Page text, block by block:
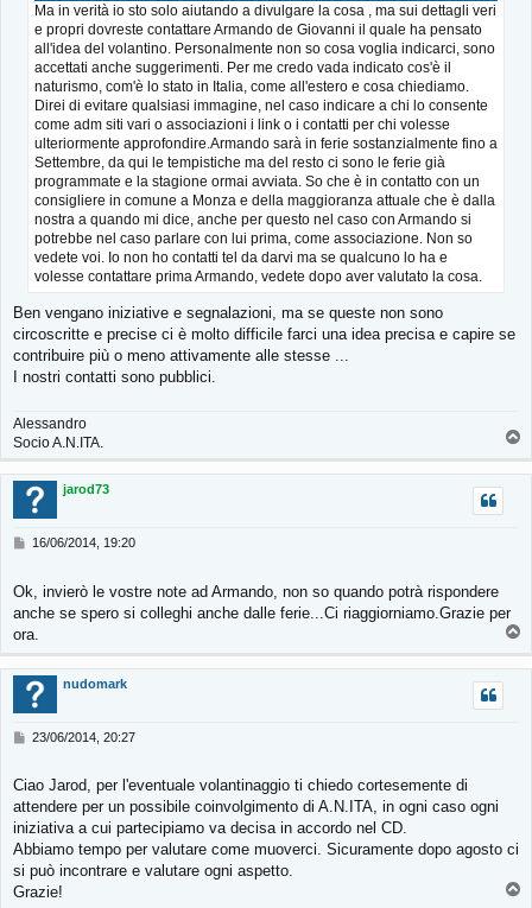
Ma in verità io sto solo aiutando a divulgare la cosa , ma sui dettagli veri
e propri dovreste contattare Armando de Giovanni il quale ha pensato
all'idea del volantino. Personalmente non so cosa voglia indicarci, sono
accettati anche suggerimenti. Per me credo vada indicato cos'è il
naturismo, com'è lo stato in Italia, come all'estero e cosa chiediamo.
Direi di evitare qualsiasi immagine, nel caso indicare a chi lo consente
come adm siti vari o associazioni i link o i contatti per chi volesse
ulteriormente approfondire.Armando sarà in ferie sostanzialmente fino a
Settembre, da qui le tempistiche ma del resto ci sono le ferie già
programmate e la stagione ormai avviata. So che è in contatto con un
consigliere in comune a Monza e della maggioranza attuale che è dalla
nostra a quando mi dice, anche per questo nel caso con Armando si
potrebbe nel caso parlare con lui prima, come associazione. Non so
vedete voi. Io non ho contatti tel da darvi ma se qualcuno lo ha e
volesse contattare prima Armando, vedete dopo aver valutato la cosa.
Ben vengano iniziative e segnalazioni, ma se queste non sono
circoscritte e precise ci è molto difficile farci una idea precisa e capire se
contribuire più o meno attivamente alle stesse ...
I nostri contatti sono pubblici.
Alessandro
Socio A.N.ITA.
p
jarod73
M
s
a
g
i
o
16/06/2014, 19:20
Ok, invierò le vostre note ad Armando, non so quando potrà rispondere
anche se spero si colleghi anche dalle ferie...Ci riaggiorniamo.Grazie per
ora.
p
nudomark
M
s
a
g
g
o
23/06/2014, 20:27
Ciao Jarod, per l'eventuale volantinaggio ti chiedo cortesemente di
attendere per un possibile coinvolgimento di A.N.ITA, in ogni caso ogni
iniziativa a cui partecipiamo va decisa in accordo nel CD.
Abbiamo tempo per valutare come muoverci. Sicuramente dopo agosto ci
si può incontrare e valutare ogni aspetto.
Grazie!